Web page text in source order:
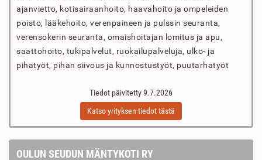
ajanvietto, kotisairaanhoito, haavahoito ja ompeleiden
poisto, lääkehoito, verenpaineen ja pulssin seuranta,
verensokerin seuranta, omaishoitajan lomitus ja apu,
saattohoito, tukipalvelut, ruokailupalveluja, ulko- ja
pihatyöt, pihan siivous ja kunnostustyöt, puutarhatyöt
Tiedot päivitetty 9.7.2026
Katso yrityksen tiedot tästä
OULUN SEUDUN MÄNTYKOTI RY